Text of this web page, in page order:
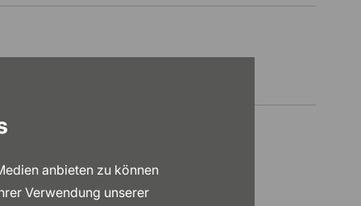
anbieten zu können
Verwendung unserer